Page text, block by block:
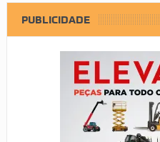
PUBLICIDADE